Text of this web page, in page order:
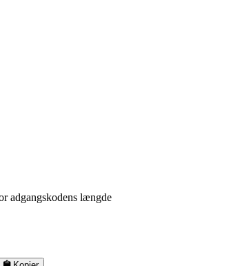
adgangskodens længde